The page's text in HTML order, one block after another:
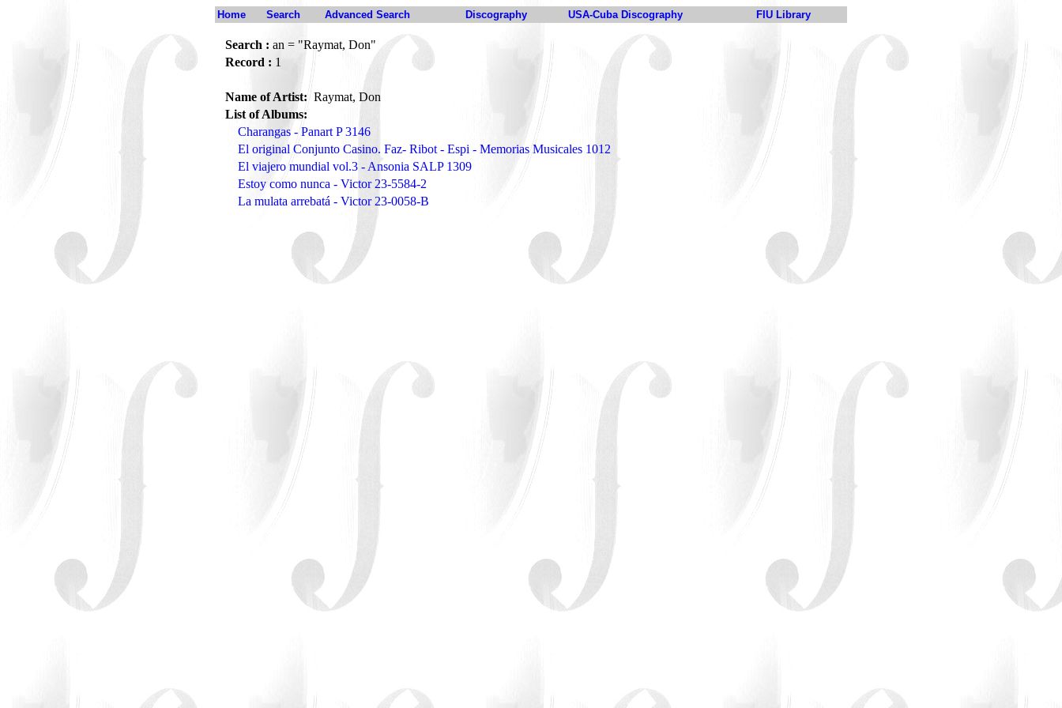
Home Search Advanced Search Discography USA-Cuba Discography FIU Library
Search : an = "Raymat, Don"
Record : 1
Name of Artist:Raymat, Don
List of Albums:
Charangas - Panart P 3146
El original Conjunto Casino. Faz- Ribot - Espi - Memorias Musicales 1012
El viajero mundial vol.3 - Ansonia SALP 1309
Estoy como nunca - Victor 23-5584-2
La mulata arrebatá - Victor 23-0058-B